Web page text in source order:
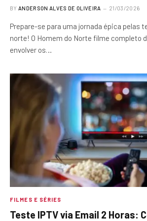
BY ANDERSON ALVES DE OLIVEIRA 21/03/2026
Prepare-se para uma jornada épica pelas
norte! O Homem do Norte filme completo
envolver os…
FILMES E SÉRIES
Teste IPTV via Email 2 Horas: